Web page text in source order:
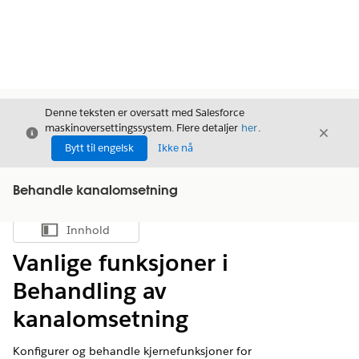
Avslutt
Denne teksten er oversatt med Salesforce
maskinoversettingssystem. Flere detaljer her.
Bytt til engelsk
Ikke nå
Avslutt
Behandle kanalomsetning
Vis innholdsfortegnelse
Innhold
Vanlige funksjoner i
Behandling av
kanalomsetning
Konfigurer og behandle kjernefunksjoner for